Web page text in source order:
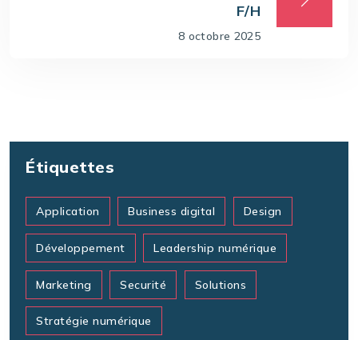
F/H
8 octobre 2025
Étiquettes
Application Business digital Design
Développement Leadership numérique
Marketing Securité Solutions
Stratégie numérique